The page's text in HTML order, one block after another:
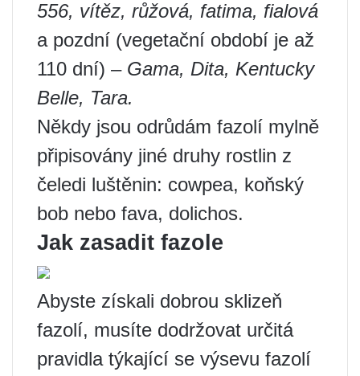
556, vítěz, růžová, fatima, fialová
a pozdní (vegetační období je až
110 dní) – Gama, Dita, Kentucky
Belle, Tara.
Někdy jsou odrůdám fazolí mylně
připisovány jiné druhy rostlin z
čeledi luštěnin: cowpea, koňský
bob nebo fava, dolichos.
Jak zasadit fazole
Abyste získali dobrou sklizeň
fazolí, musíte dodržovat určitá
pravidla týkající se výsevu fazolí